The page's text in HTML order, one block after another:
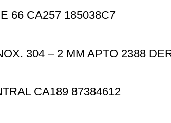
66 CA257 185038C7
304 – 2 MM APTO 2388
CA189 87384612